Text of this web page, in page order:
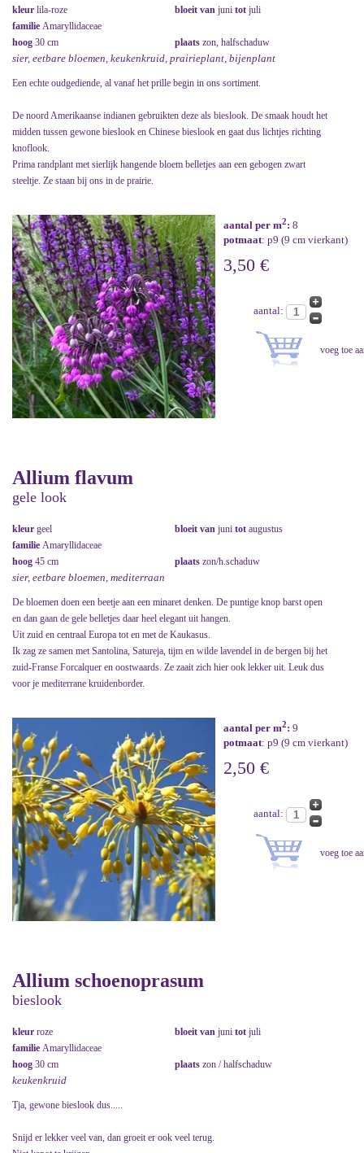
kleur lila-roze bloeit van juni tot juli
familie Amaryllidaceae
hoog 30 cm plaats zon, halfschaduw
sier, eetbare bloemen, keukenkruid, prairieplant, bijenplant
Een echte oudgediende, al vanaf het prille begin in ons sortiment.
De noord Amerikaanse indianen gebruikten deze als bieslook. De smaak houdt het
midden tussen gewone bieslook en Chinese bieslook en gaat dus lichtjes richting
knoflook.
Prima randplant met sierlijk hangende bloem belletjes aan een gebogen zwart
steeltje. Ze staan bij ons in de prairie.
aantal per m2: 8
potmaat: p9 (9 cm vierkant)
3,50 €
aantal:
Allium flavum
gele look
kleur geel bloeit van juni tot augustus
familie Amaryllidaceae
hoog 45 cm plaats zon/h.schaduw
sier, eetbare bloemen, mediterraan
De bloemen doen een beetje aan een minaret denken. De puntige knop barst open
en dan gaan de gele belletjes daar heel elegant uit hangen.
Uit zuid en centraal Europa tot en met de Kaukasus.
Ik zag ze samen met Santolina, Satureja, tijm en wilde lavendel in de bergen bij het
zuid-Franse Forcalquer en oostwaards. Ze zaait zich hier ook lekker uit. Leuk dus
voor je mediterrane kruidenborder.
aantal per m2: 9
potmaat: p9 (9 cm vierkant)
2,50 €
aantal:
Allium schoenoprasum
bieslook
kleur roze bloeit van juni tot juli
familie Amaryllidaceae
hoog 30 cm plaats zon / halfschaduw
keukenkruid
Tja, gewone bieslook dus.....
Snijd er lekker veel van, dan groeit er ook veel terug.